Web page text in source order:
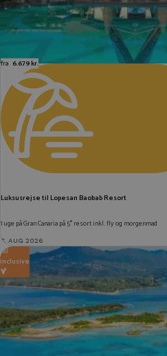
fra 6.679 kr.
Luksusrejse til Lopesan Baobab Resort
1 uge på Gran Canaria på 5* resort inkl. fly og morgenmad
7. AUG 2026
All
inclusive
🍹